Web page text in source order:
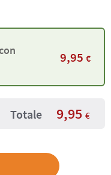
9,95 €
Totale 9,95 €